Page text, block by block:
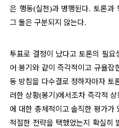
은 행동(실천)과 병행된다.토론과
그 둘은 구분되지 않는다.
투표로 결정이 났다고 토론의 필요
어 봉기와 같이 즉각적이고 규율잡
동 방침을 다수결로 정하자마자 토
러한 상황(봉기)에서조차 즉각적 상
에 대한 총체적이고 솔직한 평가가
적절한 전략을 택했었는지 확실히